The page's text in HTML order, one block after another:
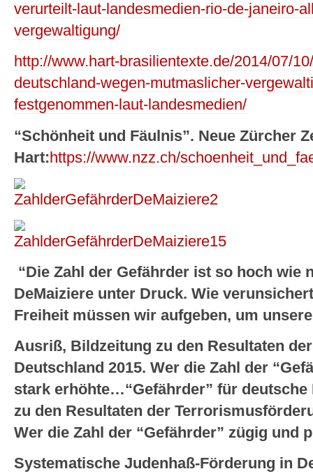
verurteilt-laut-landesmedien-rio-de-janeiro-
vergewaltigung/
http://www.hart-brasilientexte.de/2014/07/
deutschland-wegen-mutmaslicher-
festgenommen-laut-landesmedien/
“Schönheit und Fäulnis”. Neue Zürcher
Hart:https://www.nzz.ch/
“Die Zahl der Gefährder ist so hoch wie
DeMaiziere unter Druck. Wie
Freiheit müssen wir aufgeben, um
Ausriß, Bildzeitung zu den Resultaten
Deutschland 2015. Wer die Zahl der
stark erhöhte…“Gefährder” für
zu den Resultaten der
Wer die Zahl der “Gefährder” zügig und
Systematische Judenhaß-Förderung in